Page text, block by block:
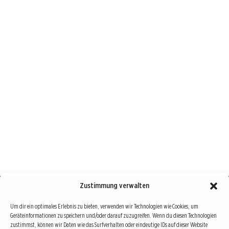
Zustimmung verwalten
Um dir ein optimales Erlebnis zu bieten, verwenden wir Technologien wie Cookies, um
Geräteinformationen zu speichern und/oder darauf zuzugreifen. Wenn du diesen Technologien
zustimmst, können wir Daten wie das Surfverhalten oder eindeutige IDs auf dieser Website
Börse : lokal, international, global
Erfolgreiche Börsengeschäfte bedingen vor allem drei Dinge: Verlässliche Informationen,